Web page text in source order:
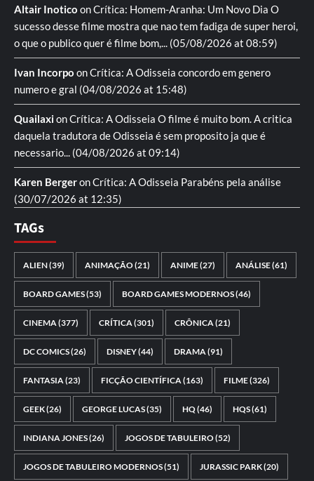
Altair Inotico onCrítica: Homem-Aranha: Um Novo Dia O
sucesso desse filme mostra que nao tem fadiga de super heroi,
o que o publico quer é filme bom,... (05/08/2026 at 08:59)
Ivan Incorpo onCrítica: A Odisseia concordo em genero
numero e gral (04/08/2026 at 15:48)
QuailaxionCrítica: A Odisseia O filme é muito bom. A critica
daquela tradutora de Odisseia é sem proposito ja que é
necessario... (04/08/2026 at 09:14)
Karen BergeronCrítica: A Odisseia Parabéns pela análise
(30/07/2026 at 12:35)
TAGs
ALIEN(39) ANIMAÇÃO(21) ANIME(27) ANÁLISE(61)
BOARD GAMES(53) BOARD GAMES MODERNOS(46)
CINEMA(377) CRÍTICA(301) CRÔNICA(21)
DC COMICS(26) DISNEY(44) DRAMA(91)
FANTASIA(23) FICÇÃO CIENTÍFICA(163) FILME(326)
GEEK(26) GEORGE LUCAS(35) HQ(46) HQS(61)
INDIANA JONES(26) JOGOS DE TABULEIRO(52)
JOGOS DE TABULEIRO MODERNOS(51) JURASSIC PARK(20)